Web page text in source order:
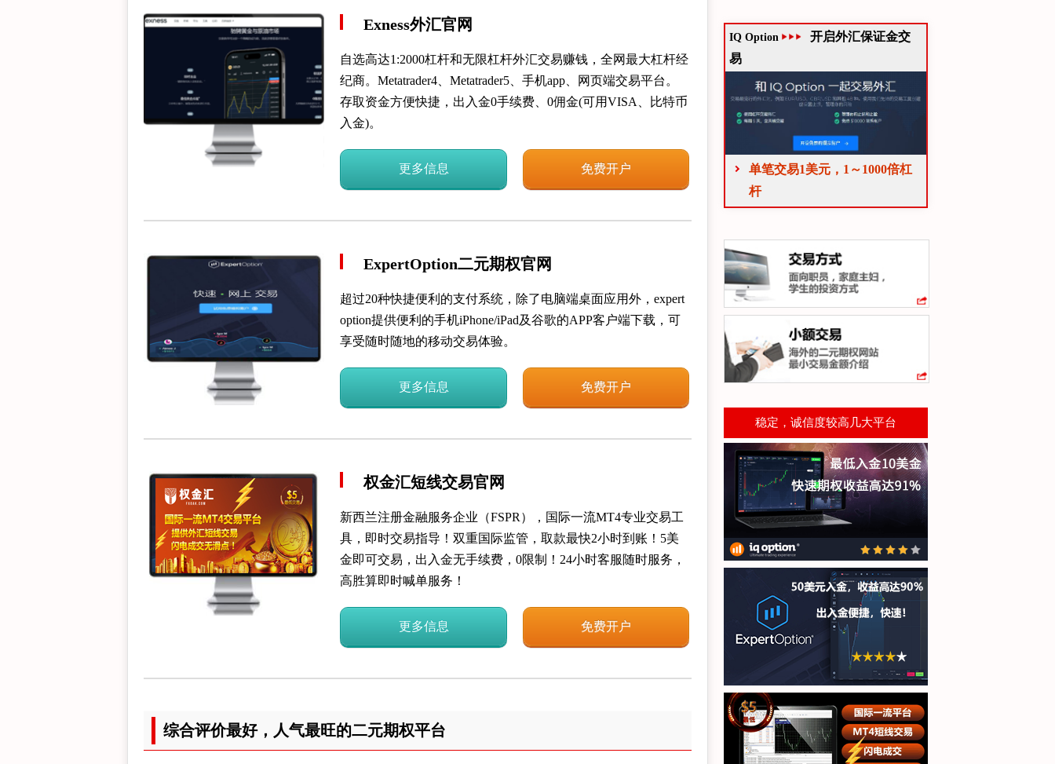
Exness外汇官网
自选高达1:2000杠杆和无限杠杆外汇交易赚钱，全网最大杠杆经
纪商。Metatrader4、Metatrader5、手机app、网页端交易平台。
存取资金方便快捷，出入金0手续费、0佣金(可用VISA、比特币
入金)。
更多信息 免费开户
ExpertOption二元期权官网
超过20种快捷便利的支付系统，除了电脑端桌面应用外，expert
option提供便利的手机iPhone/iPad及谷歌的APP客户端下载，可
享受随时随地的移动交易体验。
更多信息 免费开户
权金汇短线交易官网
新西兰注册金融服务企业（FSPR），国际一流MT4专业交易工
具，即时交易指导！双重国际监管，取款最快2小时到账！5美
金即可交易，出入金无手续费，0限制！24小时客服随时服务，
高胜算即时喊单服务！
更多信息 免费开户
综合评价最好，人气最旺的二元期权平台
IQ Option
开启外汇保证金交
易
单笔交易1美元，1～1000倍杠
杆
稳定，诚信度较高几大平台